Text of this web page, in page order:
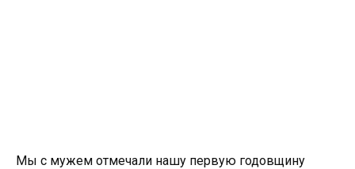
Мы с мужем отмечали нашу первую годовщину